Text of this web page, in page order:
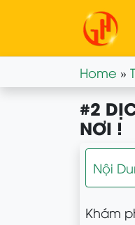
Home »
#2
NƠI !
Nội
Khám